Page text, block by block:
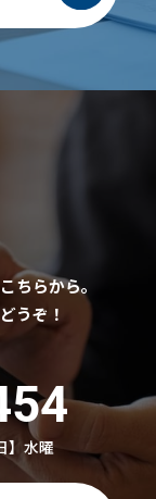
ちらから。
うぞ！
】水曜